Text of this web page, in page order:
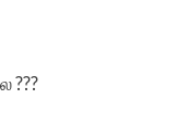
???